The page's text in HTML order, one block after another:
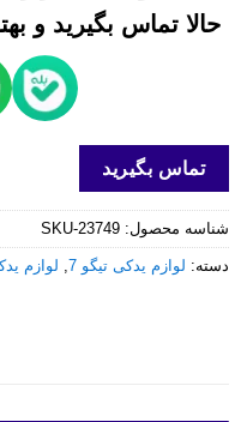
حالا تماس بگیرید و
تماس بگیرید
شناسه محصول: SKU-23749
دسته: لوازم یدکی تیگو 7 , لوازم